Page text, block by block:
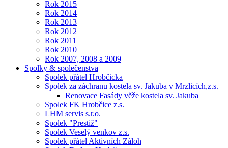
Rok 2015
Rok 2014
Rok 2013
Rok 2012
Rok 2011
Rok 2010
Rok 2007, 2008 a 2009
Spolky & společenstva
Spolek přátel Hrobčicka
Spolek za záchranu kostela sv. Jakuba v Mrzlicích,z.s.
Renovace Fasády věže kostela sv. Jakuba
Spolek FK Hrobčice z.s.
LHM servis s.r.o.
Spolek "Prestiž"
Spolek Veselý venkov z.s.
Spolek přátel Aktivních Záloh